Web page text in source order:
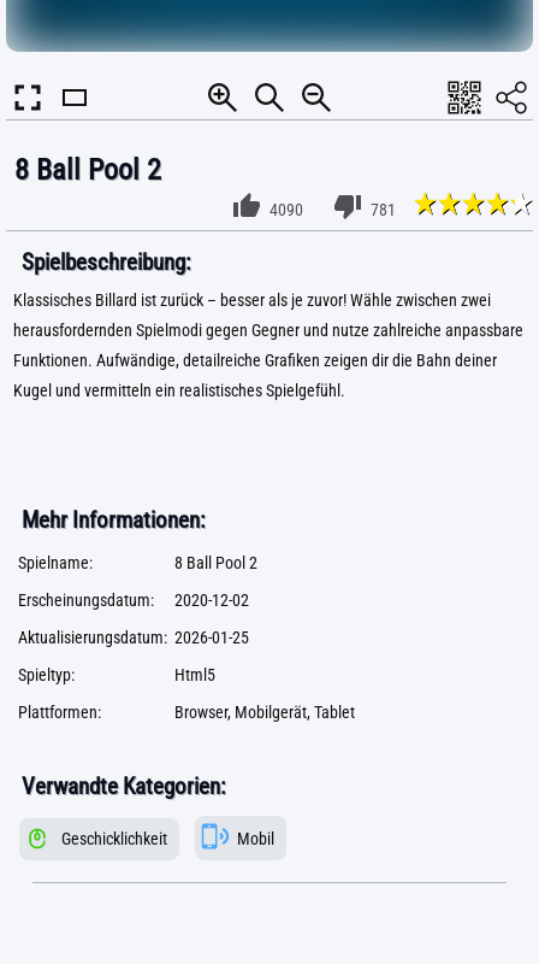
8 Ball Pool 2
4090 781
Spielbeschreibung:
Klassisches Billard ist zurück – besser als je zuvor! Wähle zwischen zwei
herausfordernden Spielmodi gegen Gegner und nutze zahlreiche anpassbare
Funktionen. Aufwändige, detailreiche Grafiken zeigen dir die Bahn deiner
Kugel und vermitteln ein realistisches Spielgefühl.
Mehr Informationen:
Spielname:
8 Ball Pool 2
Erscheinungsdatum:
2020-12-02
Aktualisierungsdatum: 2026-01-25
Spieltyp:
Html5
Plattformen:
Browser, Mobilgerät, Tablet
Verwandte Kategorien:
Geschicklichkeit Mobil